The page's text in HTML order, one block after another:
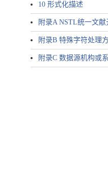
10 形式化描述
附录A NSTL统一文献
附录B 特殊字符处理
附录C 数据源机构或